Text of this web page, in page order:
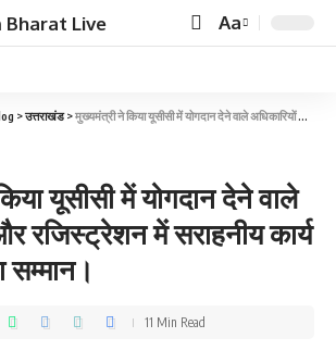
Aa
>उत्तराखंड>मुख्यमंत्री ने किया यूसीसी में योगदान देने वाले अधिकारियों और रजिस्ट्रेशन में सराहनीय कार्य करने वालों का सम्मान।
यूसीसी में योगदान देने वाले
रजिस्ट्रेशन में सराहनीय कार्य
सम्मान।
11 Min Read